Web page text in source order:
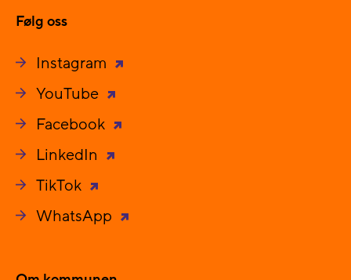
Følg oss
Instagram
YouTube
Facebook
LinkedIn
TikTok
WhatsApp